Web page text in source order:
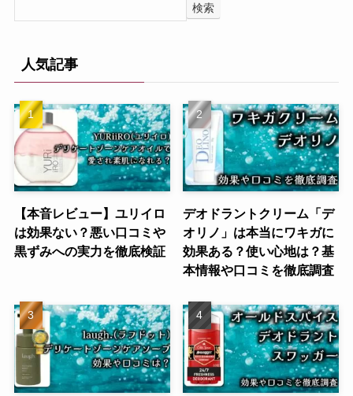
検索
人気記事
【本音レビュー】ユリイロ
は効果ない？悪い口コミや
黒ずみへの実力を徹底検証
デオドラントクリーム「デ
オリノ」は本当にワキガに
効果ある？使い心地は？基
本情報や口コミを徹底調査